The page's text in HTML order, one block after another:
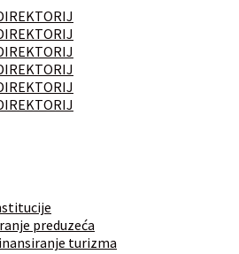
preduzeća
turizma